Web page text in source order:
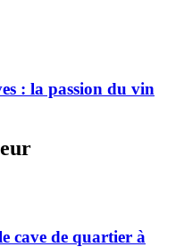
: la passion du vin
cave de quartier à